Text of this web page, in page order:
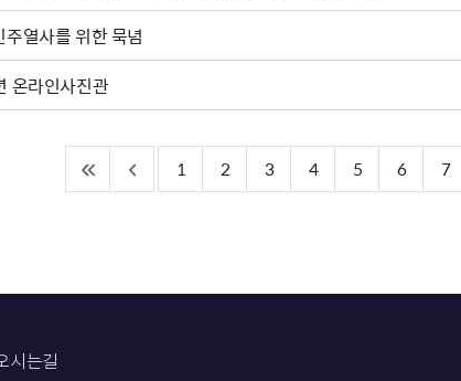
열사를 위한 묵념
온라인사진관
1 2 3 4 5 6 7
시는길